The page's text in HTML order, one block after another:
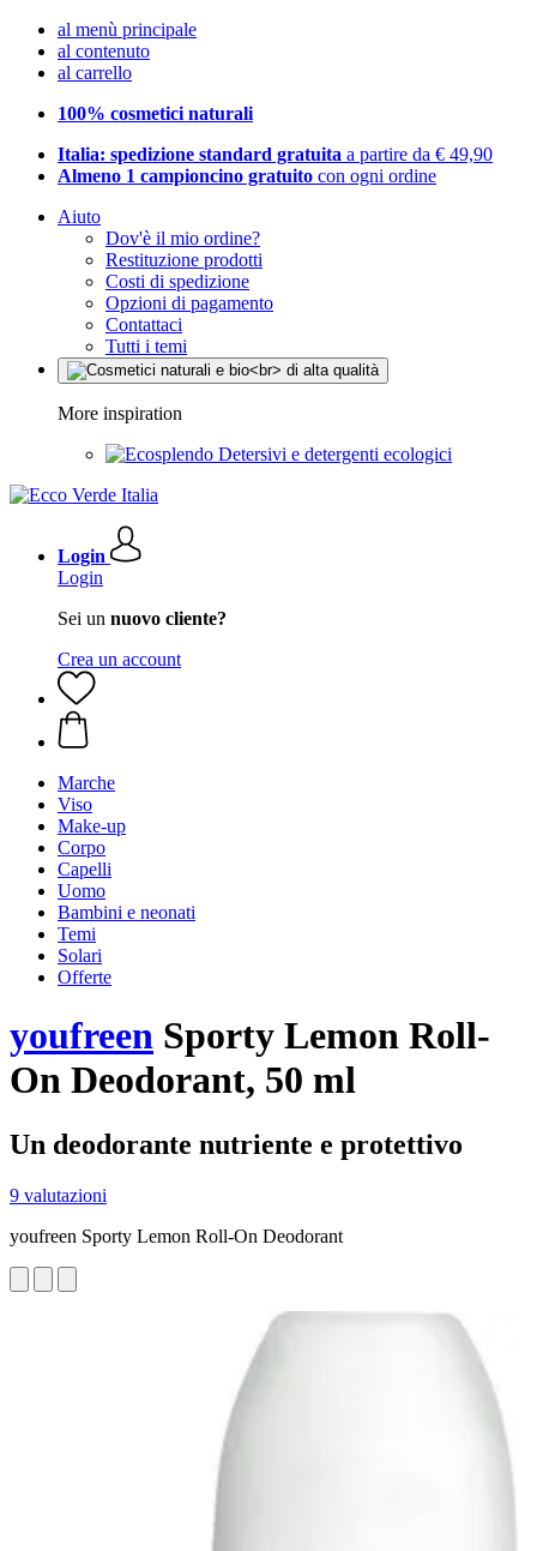
al menù principale
al contenuto
al carrello
100% cosmetici naturali
Italia: spedizione standard gratuita a partire da € 49,90
Almeno 1 campioncino gratuito con ogni ordine
Aiuto
Dov'è il mio ordine?
Restituzione prodotti
Costi di spedizione
Opzioni di pagamento
Contattaci
Tutti i temi
More inspiration
Detersivi e detergenti ecologici
Login
Login
Sei un nuovo cliente?
Crea un account
Marche
Viso
Make-up
Corpo
Capelli
Uomo
Bambini e neonati
Temi
Solari
Offerte
youfreen Sporty Lemon Roll-
On Deodorant, 50 ml
Un deodorante nutriente e protettivo
9 valutazioni
youfreen Sporty Lemon Roll-On Deodorant